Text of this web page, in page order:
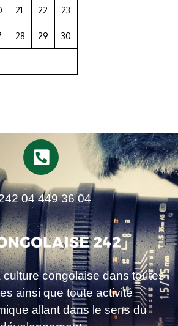
21 22 23
28 29 30
04 449 36 04
culture congolaise dans toutes
ainsi que toute activité
allant dans le sens du